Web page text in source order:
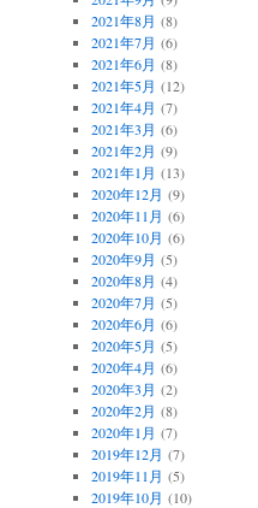
2021年8月 (8)
2021年7月 (6)
2021年6月 (8)
2021年5月 (12)
2021年4月 (7)
2021年3月 (6)
2021年2月 (9)
2021年1月 (13)
2020年12月 (9)
2020年11月 (6)
2020年10月 (6)
2020年9月 (5)
2020年8月 (4)
2020年7月 (5)
2020年6月 (6)
2020年5月 (5)
2020年4月 (6)
2020年3月 (2)
2020年2月 (8)
2020年1月 (7)
2019年12月 (7)
2019年11月 (5)
2019年10月 (10)